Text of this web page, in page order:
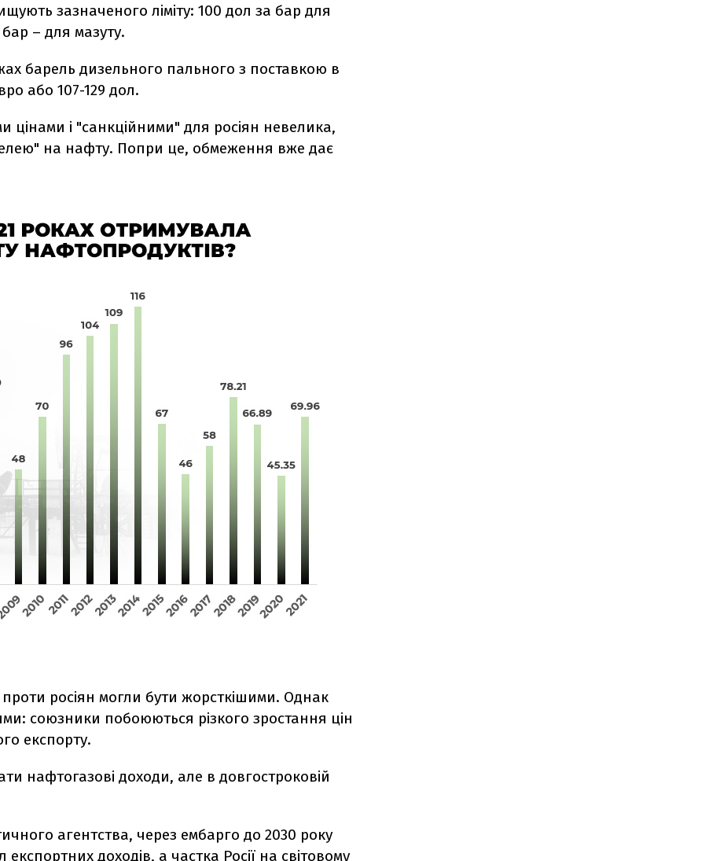
зазначеного ліміту: 100 дол за бар для
– для мазуту.
барель дизельного пального з поставкою в
або 107-129 дол.
і "санкційними" для росіян невелика,
на нафту. Попри це, обмеження вже дає
росіян могли бути жорсткішими. Однак
союзники побоюються різкого зростання цін
експорту.
нафтогазові доходи, але в довгостроковій
агентства, через ембарго до 2030 року
доходів, а частка Росії на світовому